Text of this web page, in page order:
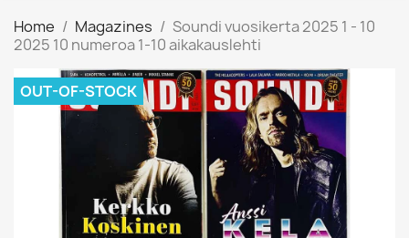
Home Magazines
Soundi vuosikerta 2025 1 - 10
2025 10 numeroa 1-10 aikakauslehti
OUT-OF-STOCK